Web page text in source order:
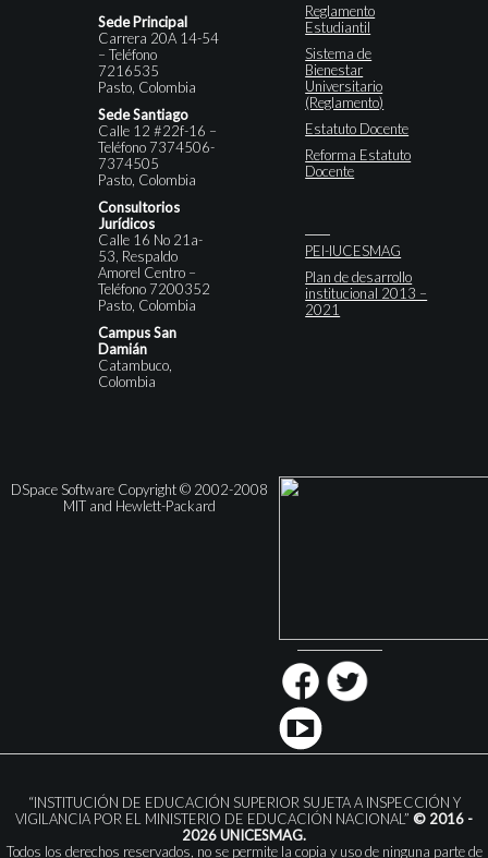
Sede Principal
Carrera 20A 14-54
– Teléfono
7216535
Pasto, Colombia
Sede Santiago
Calle 12 #22f-16 –
Teléfono 7374506-
7374505
Pasto, Colombia
Consultorios
Jurídicos
Calle 16 No 21a-
53, Respaldo
Amorel Centro –
Teléfono 7200352
Pasto, Colombia
Campus San
Damián
Catambuco,
Colombia
Reglamento
Estudiantil
Sistema de
Bienestar
Universitario
(Reglamento)
Estatuto Docente
Reforma Estatuto
Docente
PEI-IUCESMAG
Plan de desarrollo
institucional 2013 –
2021
DSpace Software Copyright © 2002-2008
MIT and Hewlett-Packard
“INSTITUCIÓN DE EDUCACIÓN SUPERIOR SUJETA A INSPECCIÓN Y
VIGILANCIA POR EL MINISTERIO DE EDUCACIÓN NACIONAL” © 2016 -
2026 UNICESMAG.
Todos los derechos reservados, no se permite la copia y uso de ninguna parte de